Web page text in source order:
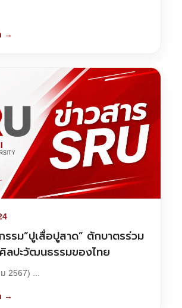
→
รม”ปูเสื่อปูสาด” ตักบาตรร่วม
ลปะวัฒนธรรมของไทย
2567) ...
→